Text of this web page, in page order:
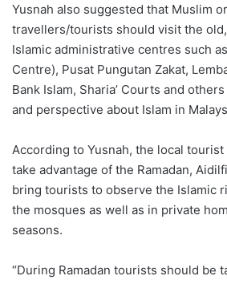
Yusnah also suggested that Muslim
travellers/tourists should visit the
Islamic administrative centres such
Centre), Pusat Pungutan Zakat,
Bank Islam, Sharia’ Courts and
and perspective about Islam in
According to Yusnah, the local
take advantage of the Ramadan,
bring tourists to observe the Islamic
the mosques as well as in private
seasons.
“During Ramadan tourists should be